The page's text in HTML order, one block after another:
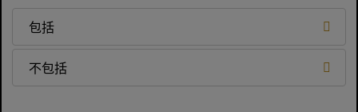
包括
不包括